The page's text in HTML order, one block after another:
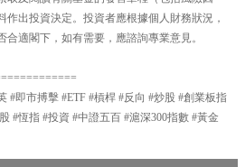
出投資決定。投資者應根據個人財務狀況，
適閣下，如有需要，應諮詢專業意見。
#即市搏擊 #ETF #槓桿 #反向 #炒股 #創業板指
#恆指 #投資 #中證五百 #滬深300指數 #黃金